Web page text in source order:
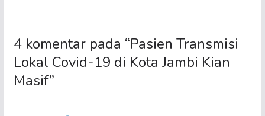
4 komentar pada “Pasien Transmisi
Lokal Covid-19 di Kota Jambi Kian
Masif”